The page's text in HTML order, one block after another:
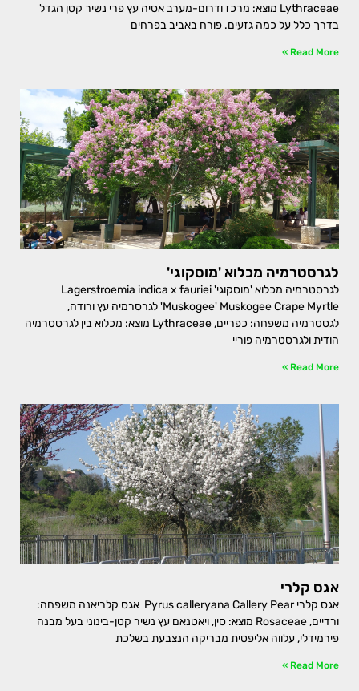
Lythraceae מוצא: מרכז ודרום-מערב אסיה עץ פרי נשיר קטן הגדל
בדרך כלל על כמה גזעים. פורח באביב בפרחים
Read More »
לגרסטרמיה מכלוא 'מוסקוגי'
לגרסטרמיה מכלוא 'מוסקוגי' Lagerstroemia indica x fauriei
'Muskogee' Muskogee Crape Myrtle לגרסרמיה עץ ורודה,
לגסטרמיה משפחה: כפריים, Lythraceae מוצא: מכלוא בין לגרסטרמיה
הודית ולגרסטרמיה פוריי
Read More »
אגס קלרי
אגס קלרי Pyrus calleryana Callery Pear אגס קלריאנה משפחה:
ורדיים, Rosaceae מוצא: סין, ויאטנאם עץ נשיר קטן-בינוני בעל מבנה
פירמידלי, עלווה אליפטית מבריקה הנצבעת בשלכת
Read More »